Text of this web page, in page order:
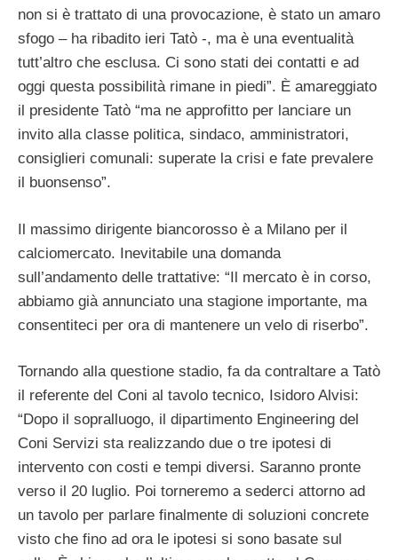
non si è trattato di una provocazione, è stato un amaro
sfogo – ha ribadito ieri Tatò -, ma è una eventualità
tutt’altro che esclusa. Ci sono stati dei contatti e ad
oggi questa possibilità rimane in piedi”. È amareggiato
il presidente Tatò “ma ne approfitto per lanciare un
invito alla classe politica, sindaco, amministratori,
consiglieri comunali: superate la crisi e fate prevalere
il buonsenso”.
Il massimo dirigente biancorosso è a Milano per il
calciomercato. Inevitabile una domanda
sull’andamento delle trattative: “Il mercato è in corso,
abbiamo già annunciato una stagione importante, ma
consentiteci per ora di mantenere un velo di riserbo”.
Tornando alla questione stadio, fa da contraltare a Tatò
il referente del Coni al tavolo tecnico, Isidoro Alvisi:
“Dopo il sopralluogo, il dipartimento Engineering del
Coni Servizi sta realizzando due o tre ipotesi di
intervento con costi e tempi diversi. Saranno pronte
verso il 20 luglio. Poi torneremo a sederci attorno ad
un tavolo per parlare finalmente di soluzioni concrete
visto che fino ad ora le ipotesi si sono basate sul